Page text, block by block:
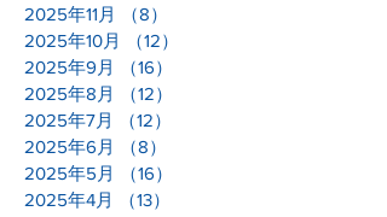
2025年12月
（6）
2025年11月
（8）
2025年10月
（12）
2025年9月
（16）
2025年8月
（12）
2025年7月
（12）
2025年6月
（8）
2025年5月
（16）